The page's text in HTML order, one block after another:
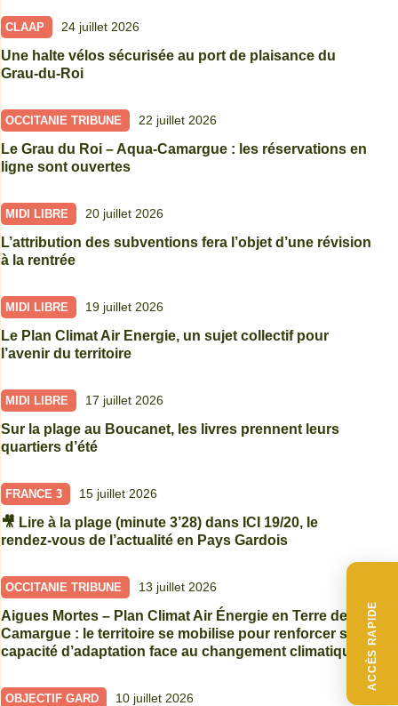
ACCÈS RAPIDE
CLAAP 24 juillet 2026
Une halte vélos sécurisée au port de plaisance du
Grau-du-Roi
OCCITANIE TRIBUNE 22 juillet 2026
Le Grau du Roi – Aqua-Camargue : les réservations en
ligne sont ouvertes
MIDI LIBRE 20 juillet 2026
L’attribution des subventions fera l’objet d’une révision
à la rentrée
MIDI LIBRE 19 juillet 2026
Le Plan Climat Air Energie, un sujet collectif pour
l’avenir du territoire
MIDI LIBRE 17 juillet 2026
Sur la plage au Boucanet, les livres prennent leurs
quartiers d’été
FRANCE 3 15 juillet 2026
🎥 Lire à la plage (minute 3’28) dans ICI 19/20, le
rendez-vous de l’actualité en Pays Gardois
OCCITANIE TRIBUNE 13 juillet 2026
Aigues Mortes – Plan Climat Air Énergie en Terre de
Camargue : le territoire se mobilise pour renforcer sa
capacité d’adaptation face au changement climatique
OBJECTIF GARD 10 juillet 2026